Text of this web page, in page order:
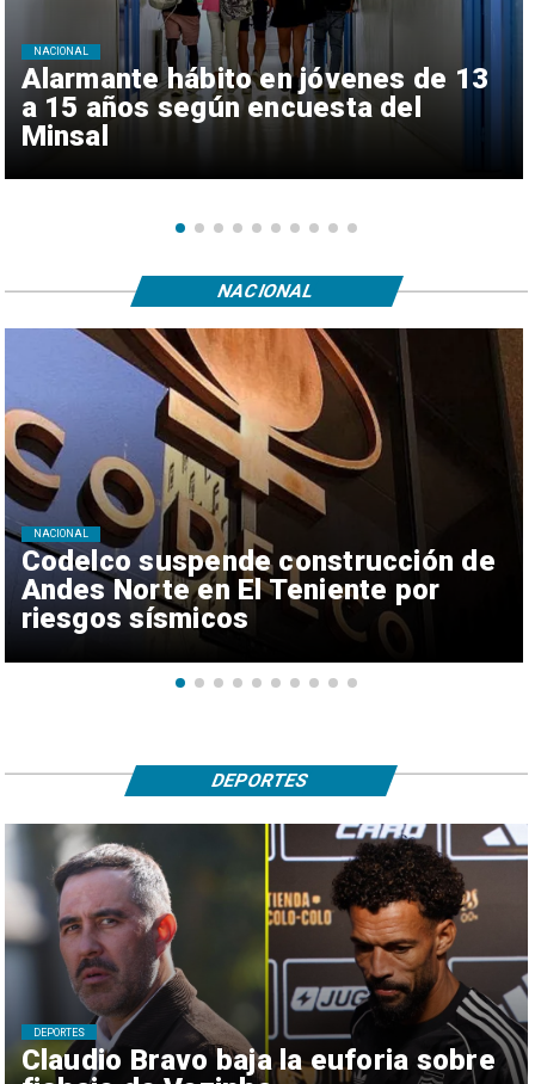
Alarmante hábito en jóvenes de 13
a 15 años según encuesta del
Minsal
NACIONAL
Codelco suspende construcción de
Andes Norte en El Teniente por
riesgos sísmicos
NACIONAL
NACIONAL
Claudio Bravo baja la euforia sobre
DEPORTES
DEPORTES